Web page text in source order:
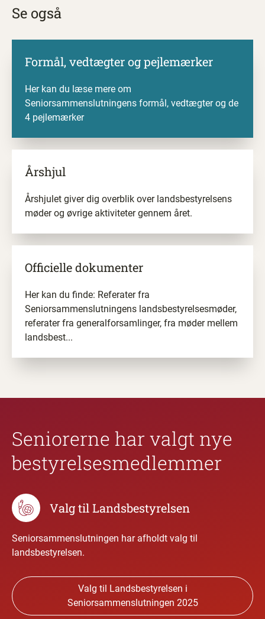
Se også
Formål, vedtægter og pejlemærker
Her kan du læse mere om
Seniorsammenslutningens formål, vedtægter og de
4 pejlemærker
Årshjul
Årshjulet giver dig overblik over landsbestyrelsens
møder og øvrige aktiviteter gennem året.
Officielle dokumenter
Her kan du finde: Referater fra
Seniorsammenslutningens landsbestyrelsesmøder,
referater fra generalforsamlinger, fra møder mellem
landsbest...
Seniorerne har valgt nye
bestyrelsesmedlemmer
Valg til Landsbestyrelsen
Seniorsammenslutningen har afholdt valg til
landsbestyrelsen.
Valg til Landsbestyrelsen i
Seniorsammenslutningen 2025